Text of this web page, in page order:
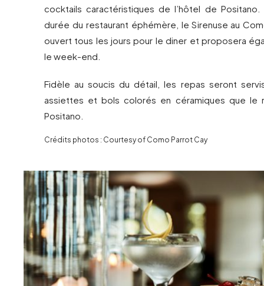
cocktails caractéristiques de l’hôtel de
durée du restaurant éphémère, le Sirenuse au
ouvert tous les jours pour le diner et proposera
le week-end.
Fidèle au soucis du détail, les repas seront
assiettes et bols colorés en céramiques que le
Positano.
Crédits photos : Courtesy of Como Parrot Cay